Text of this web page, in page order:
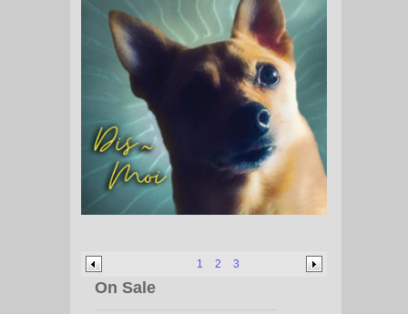
1 2 3
On Sale